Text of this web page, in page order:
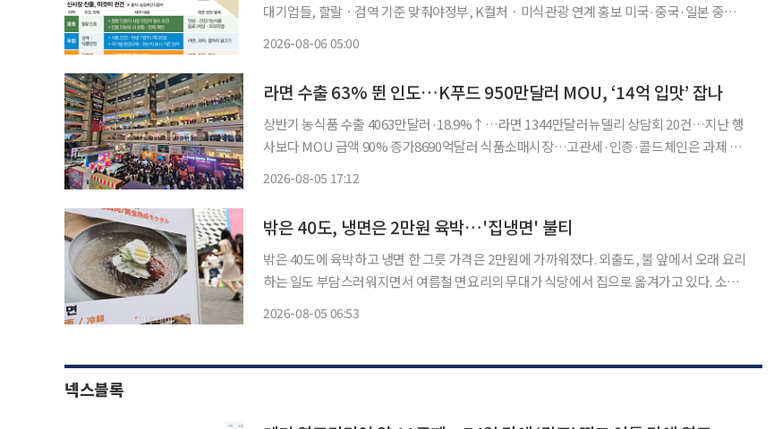
대기업들, 할랄ㆍ검역 기준 맞춰야정부, K컬처ㆍ미식관광 연계 홍보 미국·중국·일본 중심의
2026-08-06 05:00
라면 수출 63% 뛴 인도…K푸드 950만달러 MOU, ‘14억 입맛’ 잡나
상반기 농식품 수출 4063만달러·18.9%↑…라면 1344만달러뉴델리 상담회 20건…지난 행
사보다 MOU 금액 90% 증가8690억달러 식품소매시장…고관세·인증·콜드체인은 과제 인
2026-08-05 17:12
밖은 40도, 냉면은 2만원 육박…'집냉면' 불티
밖은 40도에 육박하고 냉면 한 그릇 가격은 2만원에 가까워졌다. 외출도, 불 앞에서 오래 요리
하는 일도 부담스러워지면서 여름철 면요리의 무대가 식당에서 집으로 옮겨가고 있다. 소비
2026-08-05 06:53
넥스블록